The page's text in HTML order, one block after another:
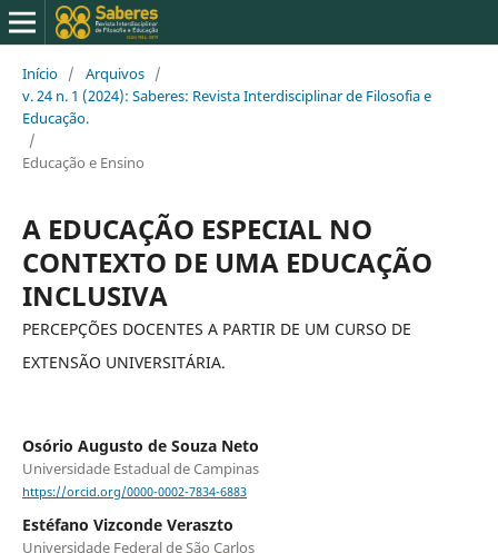
Início / Arquivos /
v. 24 n. 1 (2024): Saberes: Revista Interdisciplinar de Filosofia e
Educação.
/
Educação e Ensino
A EDUCAÇÃO ESPECIAL NO
CONTEXTO DE UMA EDUCAÇÃO
INCLUSIVA
PERCEPÇÕES DOCENTES A PARTIR DE UM CURSO DE
EXTENSÃO UNIVERSITÁRIA.
Osório Augusto de Souza Neto
Universidade Estadual de Campinas
https://orcid.org/0000-0002-7834-6883
Estéfano Vizconde Veraszto
Universidade Federal de São Carlos